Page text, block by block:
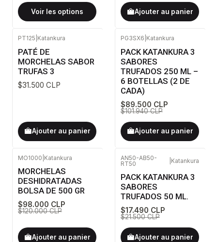
Voir les options Ajouter au panier
PT125 Katankura
PATÉ DE
MORCHELAS SABOR
TRUFAS 3
$31.500 CLP
Ajouter au panier
PG3SX6 Katankura
PACK KATANKURA 3
SABORES
TRUFADOS 250 ML –
6 BOTELLAS (2 DE
CADA)
$89.500 CLP
$101.940 CLP
Ajouter au panier
MO1000 Katankura
MORCHELAS
DESHIDRATADAS
BOLSA DE 500 GR
$98.000 CLP
$120.000 CLP
Ajouter au panier
-19% DÉSACTIVÉ
AN50-AB50-
RT50
Katankura
PACK KATANKURA 3
SABORES
TRUFADOS 50 ML.
$17.490 CLP
$21.500 CLP
Ajouter au panier